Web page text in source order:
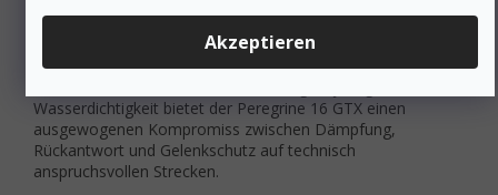
Akzeptieren
Für Läufer mit neutraler oder leicht pronierender
Wasserdichtigkeit bietet der Peregrine 16 GTX einen
ausgewogenen Kompromiss zwischen Dämpfung,
Rückantwort und Gelenkschutz auf technisch
anspruchsvollen Strecken.